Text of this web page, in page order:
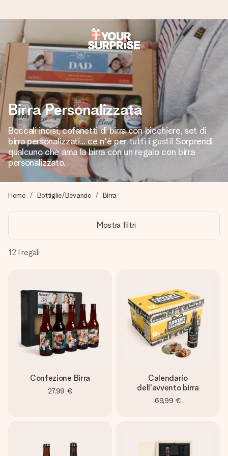
Ordina oggi, spedito in 1 giorno lavorativo
Prepariamo il tuo regalo con attenzione e lo spediamo in un
lampo – così potrai consegnarlo al momento giusto, quando
conta davvero.
4,7 (basato su +15.000 recensioni)
I nostri regali ispirano. I clienti ci valutano 4,7 su Google
Reviews.
Realizza qualcosa di unico in pochi passi – con il suo nome,
una tua foto o un messaggio che tocchi il cuore. Nessuna
complicazione, solo tanto amore per il momento perfetto.
Birra Personalizzata
Boccali incisi, cofanetti di birra con bicchiere, set di
birra personalizzati... ce n'è per tutti i gusti! Sorprendi
qualcuno che ama la birra con un regalo con birra
personalizzato.
Home Bottiglie/Bevande Birra
Mostra filtri
12 I regali
Confezione Birra
27,99 €
Calendario
dell'avvento birra
69,99 €